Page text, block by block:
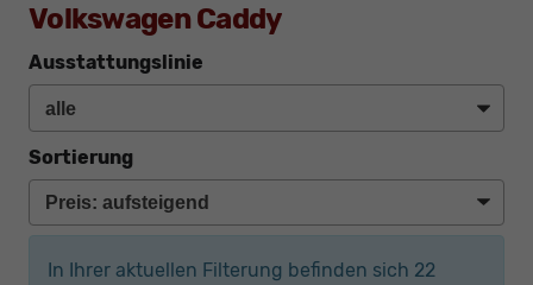
Volkswagen Caddy
Ausstattungslinie
Sortierung
In Ihrer aktuellen Filterung befinden sich 22